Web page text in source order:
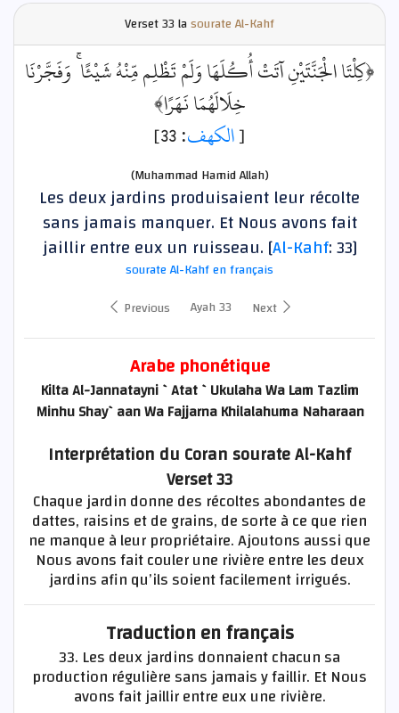
Verset33 lasourate Al-Kahf
﴿كِلْتَا الْجَنَّتَيْنِ آتَتْ أُكُلَهَا وَلَمْ تَظْلِم مِّنْهُ شَيْئًا ۚ وَفَجَّرْنَا
خِلَالَهُمَا نَهَرًا﴾
[الكهف: 33]
(Muhammad Hamid Allah)
Les deux jardins produisaient leur récolte
sans jamais manquer. Et Nous avons fait
jaillir entre eux un ruisseau. [Al-Kahf: 33]
sourate Al-Kahf en français
Previous
Ayah 33 Next
Arabe phonétique
Kilta Al-Jannatayni `Atat `Ukulaha Wa Lam Tazlim
Minhu Shay`aan Wa Fajjarna Khilalahuma Naharaan
Interprétation du Coran sourate Al-Kahf
Verset 33
Chaque jardin donne des récoltes abondantes de
dattes, raisins et de grains, de sorte à ce que rien
ne manque à leur propriétaire. Ajoutons aussi que
Nous avons fait couler une rivière entre les deux
jardins afin qu’ils soient facilement irrigués.
Traduction en français
33. Les deux jardins donnaient chacun sa
production régulière sans jamais y faillir. Et Nous
avons fait jaillir entre eux une rivière.